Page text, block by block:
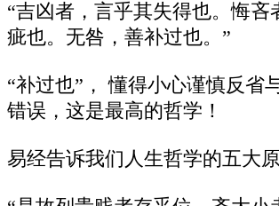
“吉凶者，言乎其失得也。悔吝
疵也。无咎，善补过也。”
“补过也”， 懂得小心谨慎反省
错误，这是最高的哲学！
易经告诉我们人生哲学的五大